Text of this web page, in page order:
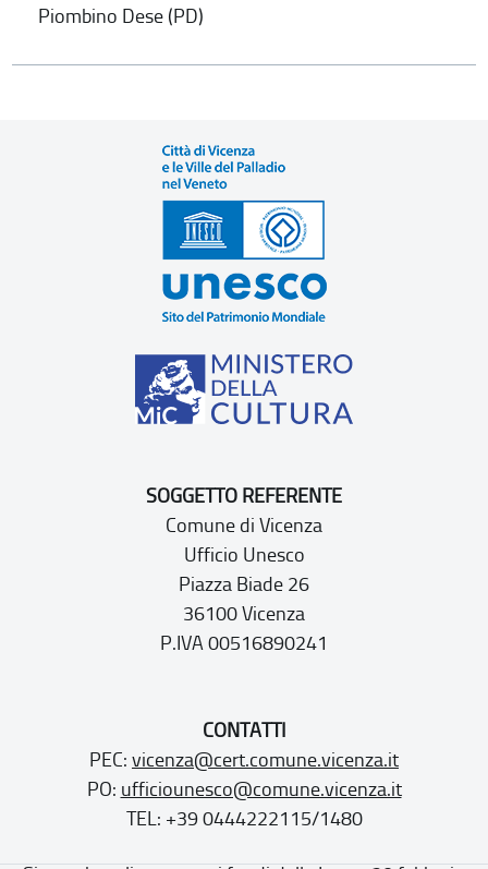
Piombino Dese (PD)
SOGGETTO REFERENTE
Comune di Vicenza
Ufficio Unesco
Piazza Biade 26
36100 Vicenza
P.IVA 00516890241
CONTATTI
PEC: vicenza@cert.comune.vicenza.it
PO: ufficiounesco@comune.vicenza.it
TEL: +39 0444222115/1480